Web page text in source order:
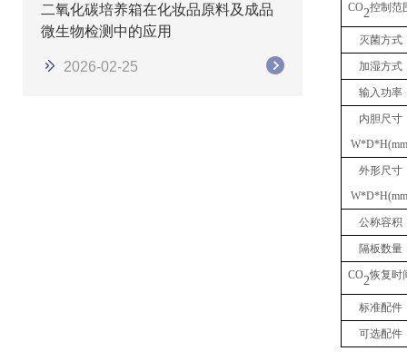
二氧化碳培养箱在化妆品原料及成品
微生物检测中的应用
2026-02-25
CO2控制范
灭菌方式
加湿方式
输入功率
内胆尺寸
外形尺寸
公称容积
隔板数量
CO2恢复时
标准配件
可选配件